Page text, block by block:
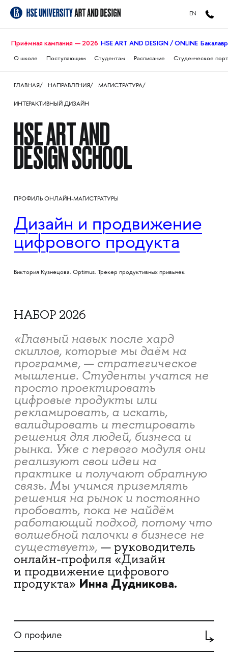
EN
Приёмная кампания — 2026 HSE ART AND DESIGN / ONLINE
О школе Поступающим Студентам Расписание Студенческое
ГЛАВНАЯ НАПРАВЛЕНИЯ МАГИСТРАТУРА
ИНТЕРАКТИВНЫЙ ДИЗАЙН
HSE ART AND
DESIGN SCHOOL
ПРОФИЛЬ ОНЛАЙН-МАГИСТРАТУРЫ
Дизайн и продвижение
цифрового продукта
Виктория Кузнецова. Optimus. Трекер продуктивных привычек
НАБОР 2026
«Главный навык после хард
скиллов, которые мы даём на
программе, — стратегическое
мышление. Студенты учатся не
просто проектировать
цифровые продукты или
рекламировать, а искать,
валидировать и тестировать
решения для людей, бизнеса и
рынка. Уже с первого модуля они
реализуют свои идеи на
практике и получают обратную
связь. Мы учимся приземлять
решения на рынок и постоянно
пробовать, пока не найдём
работающий подход, потому что
волшебной палочки в бизнесе не
существует»,— руководитель
онлайн-профиля «Дизайн
и продвижение цифрового
продукта» Инна Дудникова.
О профиле